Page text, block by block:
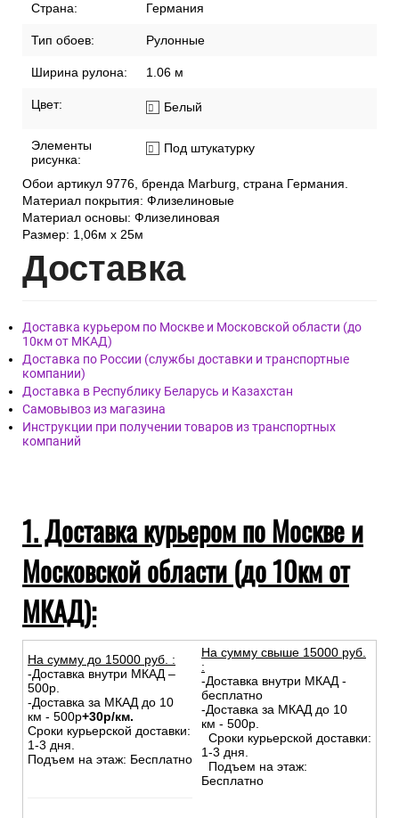
Страна: Германия
Тип обоев: Рулонные
Ширина рулона: 1.06 м
Цвет: Белый
Элементы
рисунка:
Под штукатурку
Обои артикул 9776, бренда Marburg, страна Германия.
Материал покрытия: Флизелиновые
Материал основы: Флизелиновая
Размер: 1,06м x 25м
Доставка
Доставка курьером по Москве и Московской области (до
10км от МКАД)
Доставка по России (службы доставки и транспортные
компании)
Доставка в Республику Беларусь и Казахстан
Самовывоз из магазина
Инструкции при получении товаров из транспортных
компаний
1. Доставка курьером по Москве и
Московской области (до 10км от
МКАД):
На сумму до 15000 руб. :
-Доставка внутри МКАД –
500р.
-Доставка за МКАД до 10
км - 500р+30р/км.
Сроки курьерской доставки:
1-3 дня.
Подъем на этаж: Бесплатно
На сумму свыше 15000 руб.
:
-Доставка внутри МКАД -
бесплатно
-Доставка за МКАД до 10
км - 500р.
Сроки курьерской доставки:
1-3 дня.
Подъем на этаж:
Бесплатно